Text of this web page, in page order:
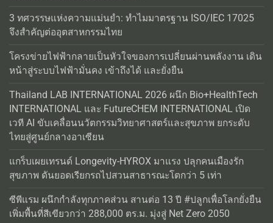
3 ทศวรรษแห่งความแม่นยำ: ทำไมมาตรฐาน ISO/IEC 17025
จึงสำคัญต่ออุตสาหกรรมไทย
โครงข่ายไฟฟ้ากลายเป็นหัวใจของการเปลี่ยนผ่านพลังงาน เดิน
หน้าสู่ระบบไฟฟ้ามั่นคง เข้าถึงได้ และยั่งยืน
Thailand LAB INTERNATIONAL 2026 ผนึก Bio+HealthTech
INTERNATIONAL และ FutureCHEM INTERNATIONAL เปิด
เวที AI ขับเคลื่อนนวัตกรรมวิทยาศาสตร์และสุขภาพ ยกระดับ
ไทยสู่ศูนย์กลางอาเซียน
แกร็บเผยเทรนด์ Longevity-HYROX มาแรง ปลุกคนเมืองรัก
สุขภาพ ดันยอดเรียกรถไปสวนสาธารณะโตกว่า 5 เท่า
ซีพีแรม ผนึกกำลังทุกภาคส่วน สานต่อ 13 ปี #ปลูกเพื่อโลกยั่งยืน
เพิ่มพื้นที่สีเขียวกว่า 288,000 ตร.ม. มุ่งสู่ Net Zero 2050